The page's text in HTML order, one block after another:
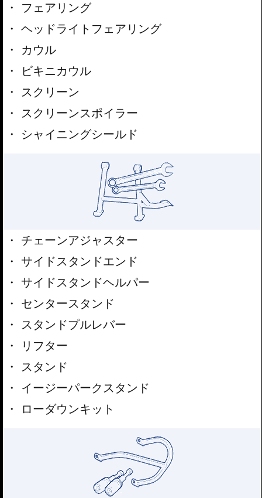
フェアリング
ヘッドライトフェアリング
カウル
ビキニカウル
スクリーン
スクリーンスポイラー
シャイニングシールド
チェーンアジャスター
サイドスタンドエンド
サイドスタンドヘルパー
センタースタンド
スタンドプルレバー
リフター
スタンド
イージーパークスタンド
ローダウンキット